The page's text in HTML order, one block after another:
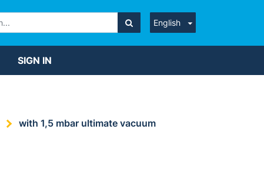
English
SIGN IN
with 1,5 mbar ultimate vacuum